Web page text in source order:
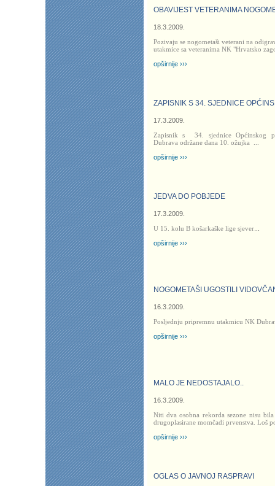
OBAVIJEST VETERANIMA
18.3.2009.
Pozivaju se nogometaši veterani na
utakmice sa veteranima NK "Hrvatsko
opširnije ›››
ZAPISNIK S 34. SJEDNICE
17.3.2009.
Zapisnik s
34. sjednice Općinskog
Dubrava održane dana 10. ožujka
opširnije ›››
JEDVA DO POBJEDE
17.3.2009.
U 15. kolu B košarkaške lige sjever...
opširnije ›››
NOGOMETAŠI UGOSTILI
16.3.2009.
Posljednju pripremnu utakmicu NK
opširnije ›››
MALO JE NEDOSTAJALO..
16.3.2009.
Niti dva osobna rekorda sezone nisu
drugoplasirane momčadi prvenstva. Loš
opširnije ›››
OGLAS O JAVNOJ RASPRAVI